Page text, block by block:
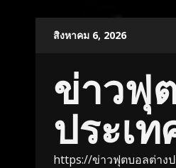
สิงหาคม 6, 2026
ข่าวฟุ
ประเ
https://ข่าวฟุตบอลต่างป